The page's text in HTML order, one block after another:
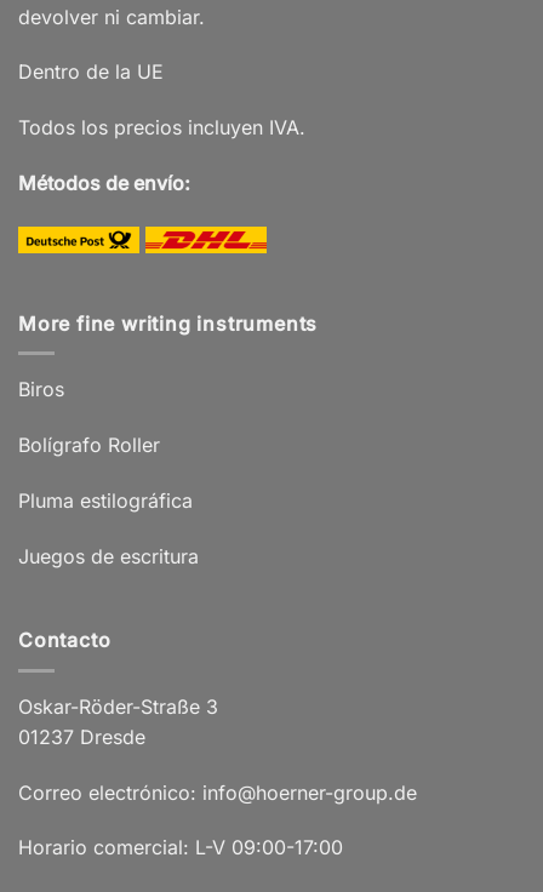
devolver ni cambiar.
Dentro de la UE
Todos los precios incluyen IVA.
Métodos de envío:
More fine writing instruments
Biros
Bolígrafo Roller
Pluma estilográfica
Juegos de escritura
Contacto
Oskar-Röder-Straße 3
01237 Dresde
Correo electrónico: info@hoerner-group.de
Horario comercial: L-V 09:00-17:00